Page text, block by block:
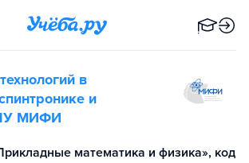
в
и
МИФИ
математика и физика», код